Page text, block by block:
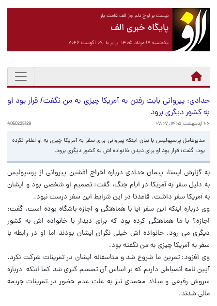
نیست بر لوح دلم جز الف قامت یار
پایگاه خبری الف
یک‌شنبه ۱۸ مرداد ۱۴۰۵ برابر با ۰۹ آگوست ۲۰۲۶
حدادی: پیروانی بابت رفتن به آمریکا چیزی به من نگفت/ قرار بود او
به کشور دیگری برود
۲۶ اردیبهشت ۱۴۰۵، ۰۷:۰۷ 4050225129
مدیرعامل پرسپولیس با بیان اینکه پیروانی برای سفر به آمریکا چیزی به او اعلام نکرده
بود، گفت: قرار بود او برای دیدن خانواده اش به کشور دیگری برود.
به گزارش ایسنا، پیمان حدادی درباره اخراج افشین پیروانی از پرسپولیس
به دلیل سفر به آمریکا در ایام جنگ، گفت: تصمیم او شخصی بود و ایشان
به آمریکا سفر داشت. قاعدتا در این شرایط این سفر درست نبود.
وی درباره اینکه این سفر آیا با هماهنگی و اجازه باشگاه بوده است، گفت:
اجازه؟ با ما هماهنگی کرده بود که برای دیدار با خانواده اش به کشور
دیگری می رود. خانواده اش خیلی نگران ایشان بودند اما او در رابطه با
سفر به آمریکا چیزی به من نگفته بود.
وی افزود: تمرین ما شروع شد و متاسفانه ایشان در تمرینات شرکت نکرد.
آیین نامه انضباطی داریم که بر اساس آن تصمیم گیری شد کما اینکه درباره
سروش رفیعی و میلاد محمدی نیز به علت عدم حضور در تمرینات جریمه
مالی شدند.